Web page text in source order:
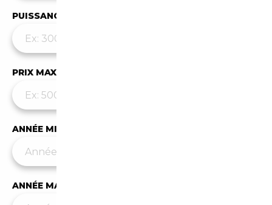
PUISSANCE MAX
PRIX MAX (€)
ANNÉE MIN
ANNÉE MAX